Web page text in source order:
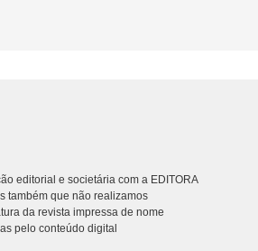
editorial e societária com a EDITORA
também que não realizamos
da revista impressa de nome
pelo conteúdo digital